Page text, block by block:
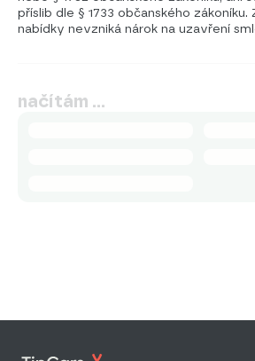
příslib dle § 1733 občanského
nabídky nevzniká nárok na uzavření
načítám …